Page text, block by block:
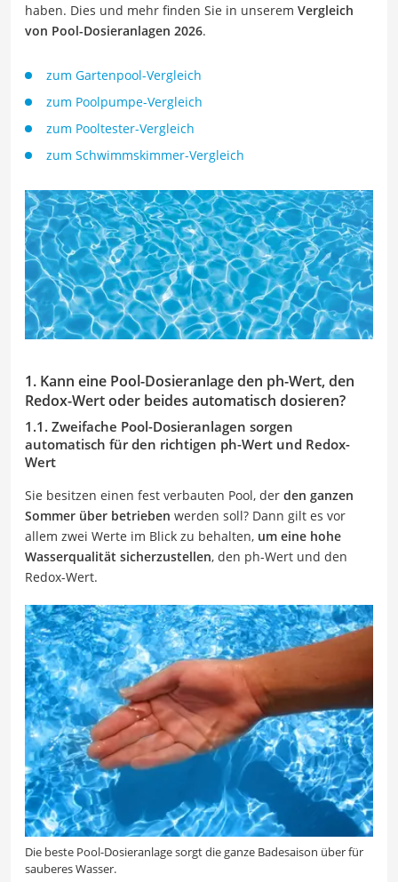
haben. Dies und mehr finden Sie in unserem Vergleich
von Pool-Dosieranlagen 2026.
zum Gartenpool-Vergleich
zum Poolpumpe-Vergleich
zum Pooltester-Vergleich
zum Schwimmskimmer-Vergleich
1. Kann eine Pool-Dosieranlage den ph-Wert, den
Redox-Wert oder beides automatisch dosieren?
1.1. Zweifache Pool-Dosieranlagen sorgen
automatisch für den richtigen ph-Wert und Redox-
Wert
Sie besitzen einen fest verbauten Pool, der den ganzen
Sommer über betrieben werden soll? Dann gilt es vor
allem zwei Werte im Blick zu behalten, um eine hohe
Wasserqualität sicherzustellen, den ph-Wert und den
Redox-Wert.
Die beste Pool-Dosieranlage sorgt die ganze Badesaison über für
sauberes Wasser.